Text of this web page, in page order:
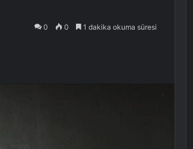
0 0 1 dakika okuma süresi